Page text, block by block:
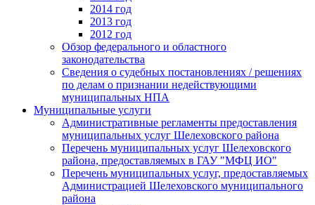
2014 год
2013 год
2012 год
Обзор федерального и областного
законодательства
Сведения о судебных постановлениях / решениях
по делам о признании недействующими
муниципальных НПА
Муниципальные услуги
Административные регламенты предоставления
муниципальных услуг Шелеховского района
Перечень муниципальных услуг Шелеховского
района, предоставляемых в ГАУ "МФЦ ИО"
Перечень муниципальных услуг, предоставляемых
Администрацией Шелеховского муниципального
района